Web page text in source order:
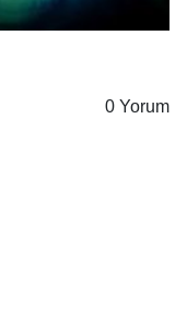
0 Yorum